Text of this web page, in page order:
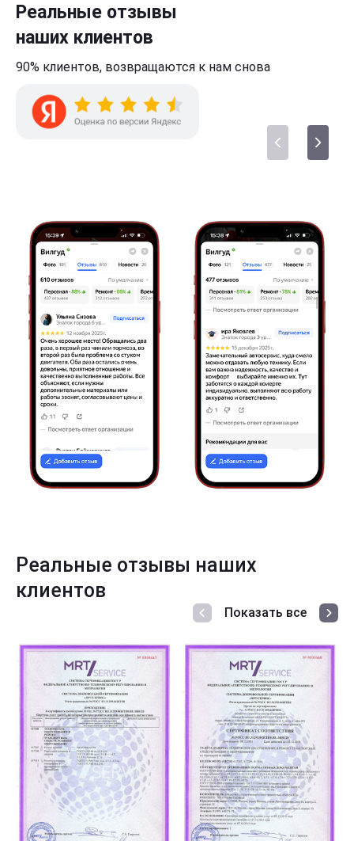
Реальные отзывы
наших клиентов
90% клиентов, возвращаются к нам снова
Реальные отзывы наших
клиентов
Показать все